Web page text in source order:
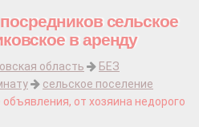
сельское
в аренду
область
БЕЗ
сельское поселение
от хозяина недорого